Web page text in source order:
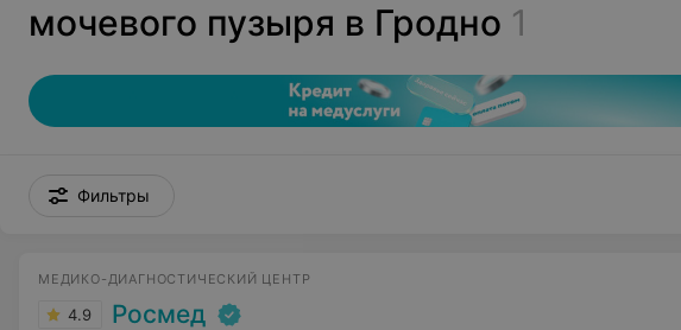
мочевого пузыря в Гродно 1
Фильтры
МЕДИКО-ДИАГНОСТИЧЕСКИЙ ЦЕНТР
4.9 Росмед